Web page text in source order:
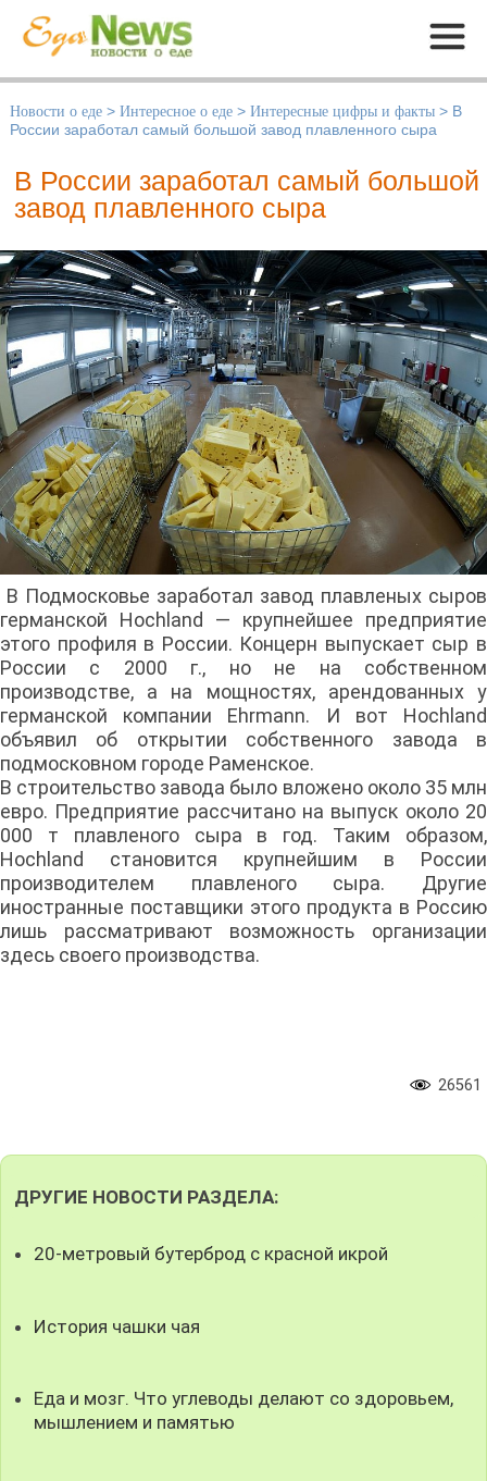
Меню
Новости о еде > Интересное о еде > Интересные цифры и факты > В
России заработал самый большой завод плавленного сыра
В России заработал самый большой
завод плавленного сыра
В Подмосковье заработал завод плавленых сыров
германской Hochland — крупнейшее предприятие
этого профиля в России. Концерн выпускает сыр в
России с 2000 г., но не на собственном
производстве, а на мощностях, арендованных у
германской компании Ehrmann. И вот Hochland
объявил об открытии собственного завода в
подмосковном городе Раменское.
В строительство завода было вложено около 35 млн
евро. Предприятие рассчитано на выпуск около 20
000 т плавленого сыра в год. Таким образом,
Hochland становится крупнейшим в России
производителем плавленого сыра. Другие
иностранные поставщики этого продукта в Россию
лишь рассматривают возможность организации
здесь своего производства.
26561
ДРУГИЕ НОВОСТИ РАЗДЕЛА:
20-метровый бутерброд с красной икрой
История чашки чая
Еда и мозг. Что углеводы делают со здоровьем,
мышлением и памятью